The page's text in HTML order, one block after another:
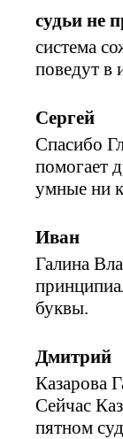
судьи не
система
поведут в
Сергей
Спасибо
помогает
умные ни
Иван
Галина
буквы.
Дмитрий
Казарова
Сейчас
пятном